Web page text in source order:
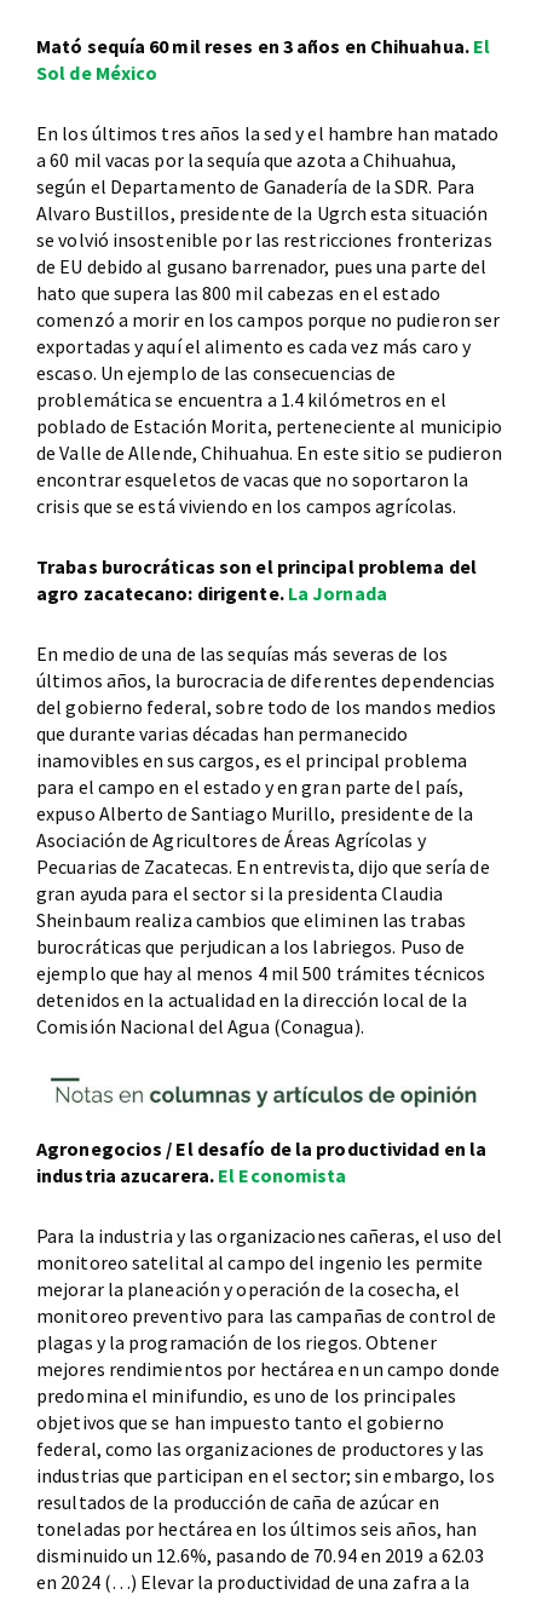
Mató sequía 60 mil reses en 3 años en Chihuahua. El
Sol de México
En los últimos tres años la sed y el hambre han matado
a 60 mil vacas por la sequía que azota a Chihuahua,
según el Departamento de Ganadería de la SDR. Para
Alvaro Bustillos, presidente de la Ugrch esta situación
se volvió insostenible por las restricciones fronterizas
de EU debido al gusano barrenador, pues una parte del
hato que supera las 800 mil cabezas en el estado
comenzó a morir en los campos porque no pudieron ser
exportadas y aquí el alimento es cada vez más caro y
escaso. Un ejemplo de las consecuencias de
problemática se encuentra a 1.4 kilómetros en el
poblado de Estación Morita, perteneciente al municipio
de Valle de Allende, Chihuahua. En este sitio se pudieron
encontrar esqueletos de vacas que no soportaron la
crisis que se está viviendo en los campos agrícolas.
Trabas burocráticas son el principal problema del
agro zacatecano: dirigente. La Jornada
En medio de una de las sequías más severas de los
últimos años, la burocracia de diferentes dependencias
del gobierno federal, sobre todo de los mandos medios
que durante varias décadas han permanecido
inamovibles en sus cargos, es el principal problema
para el campo en el estado y en gran parte del país,
expuso Alberto de Santiago Murillo, presidente de la
Asociación de Agricultores de Áreas Agrícolas y
Pecuarias de Zacatecas. En entrevista, dijo que sería de
gran ayuda para el sector si la presidenta Claudia
Sheinbaum realiza cambios que eliminen las trabas
burocráticas que perjudican a los labriegos. Puso de
ejemplo que hay al menos 4 mil 500 trámites técnicos
detenidos en la actualidad en la dirección local de la
Comisión Nacional del Agua (Conagua).
Agronegocios / El desafío de la productividad en la
industria azucarera. El Economista
Para la industria y las organizaciones cañeras, el uso del
monitoreo satelital al campo del ingenio les permite
mejorar la planeación y operación de la cosecha, el
monitoreo preventivo para las campañas de control de
plagas y la programación de los riegos. Obtener
mejores rendimientos por hectárea en un campo donde
predomina el minifundio, es uno de los principales
objetivos que se han impuesto tanto el gobierno
federal, como las organizaciones de productores y las
industrias que participan en el sector; sin embargo, los
resultados de la producción de caña de azúcar en
toneladas por hectárea en los últimos seis años, han
disminuido un 12.6%, pasando de 70.94 en 2019 a 62.03
en 2024 (…) Elevar la productividad de una zafra a la